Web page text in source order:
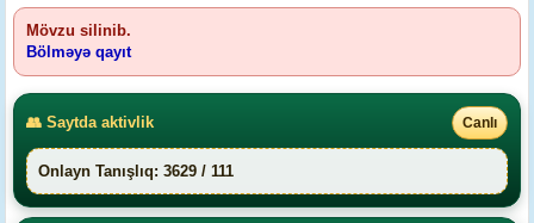
Mövzu silinib.
Bölməyə qayıt
👥 Saytda aktivlik Canlı
Onlayn Tanışlıq: 3629 / 111